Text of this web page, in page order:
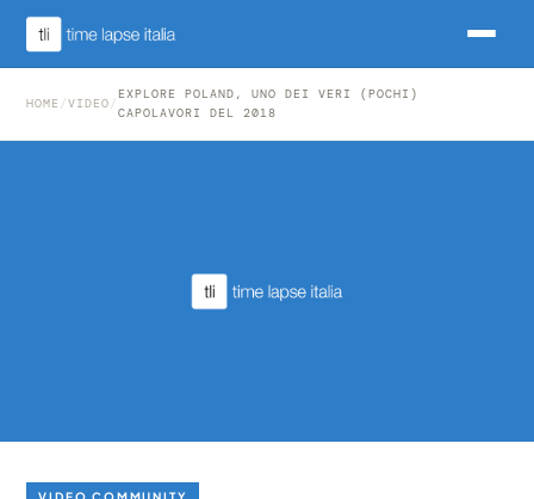
HOME /VIDEO /
EXPLORE POLAND, UNO DEI VERI (POCHI)
CAPOLAVORI DEL 2018